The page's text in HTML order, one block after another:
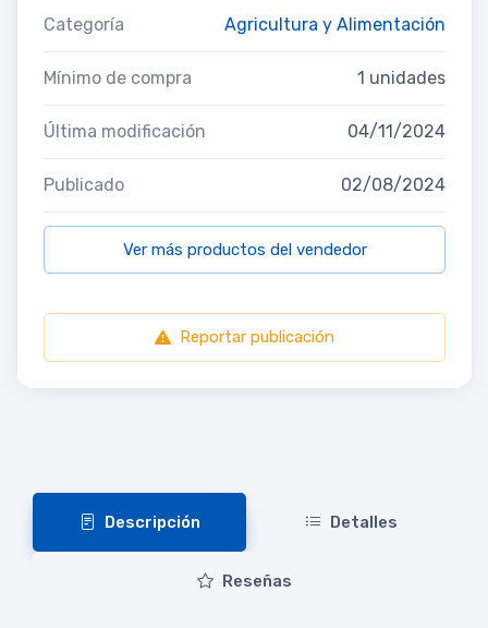
Categoría Agricultura y Alimentación
Mínimo de compra 1 unidades
Última modificación 04/11/2024
Publicado 02/08/2024
Ver más productos del vendedor
Reportar publicación
Descripción Detalles
Reseñas